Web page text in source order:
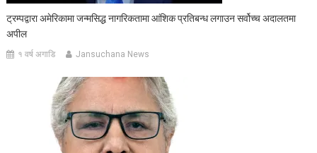
ट्रम्पद्वारा अमेरिकामा जन्मसिद्ध नागरिकतामा आंशिक प्रतिबन्ध लगाउन सर्वोच्च अदालतमा
अपील
१ वर्ष अगाडि Jansuchana News